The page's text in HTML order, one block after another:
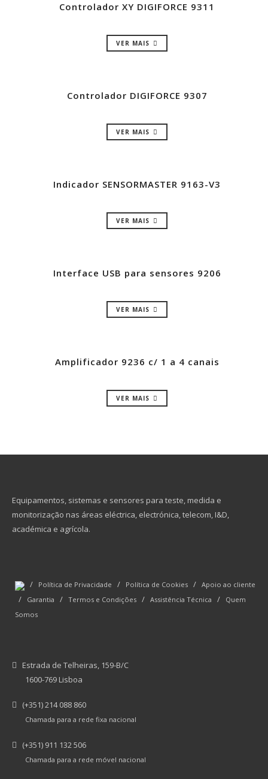
Controlador XY DIGIFORCE 9311
VER MAIS
Controlador DIGIFORCE 9307
VER MAIS
Indicador SENSORMASTER 9163-V3
VER MAIS
Interface USB para sensores 9206
VER MAIS
Amplificador 9236 c/ 1 a 4 canais
VER MAIS
Equipamentos, sistemas e sensores para teste, medida e
monitorização nas áreas eléctrica, electrónica, telecom, I&D,
académica e agrícola.
/ Política de Privacidade / Política de Cookies / Apoio ao cliente
/ Garantia / Termos e Condições / Assistência Técnica /
Quem
Somos
Estrada de Telheiras, 159-B/C
1600-769 Lisboa
(+351) 214 088 860
Chamada para a rede fixa nacional
(+351) 911 132 506
Chamada para a rede móvel nacional